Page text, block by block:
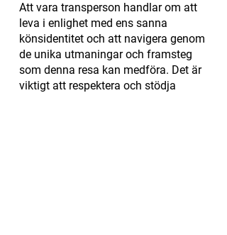
Att vara transperson handlar om att
leva i enlighet med ens sanna
könsidentitet och att navigera genom
de unika utmaningar och framsteg
som denna resa kan medföra. Det är
viktigt att respektera och stödja